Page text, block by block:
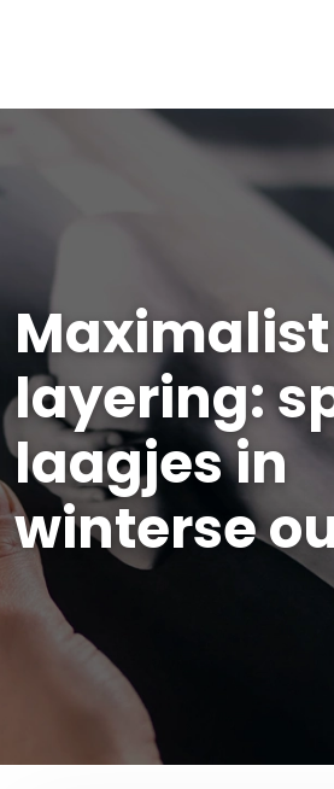
Maximalist
layering:
laagjes in
winterse